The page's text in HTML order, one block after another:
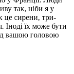
так, ніби я у
це сирени, три-
їх може бути
вашою головою